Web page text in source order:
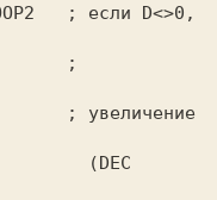
; если D<>0,
;
; увеличение